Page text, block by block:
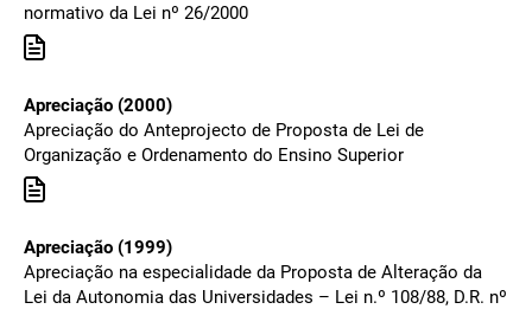
normativo da Lei nº 26/2000
Apreciação (2000)
Apreciação do Anteprojecto de Proposta de Lei de
Organização e Ordenamento do Ensino Superior
Apreciação (1999)
Apreciação na especialidade da Proposta de Alteração da
Lei da Autonomia das Universidades – Lei n.º 108/88, D.R. nº